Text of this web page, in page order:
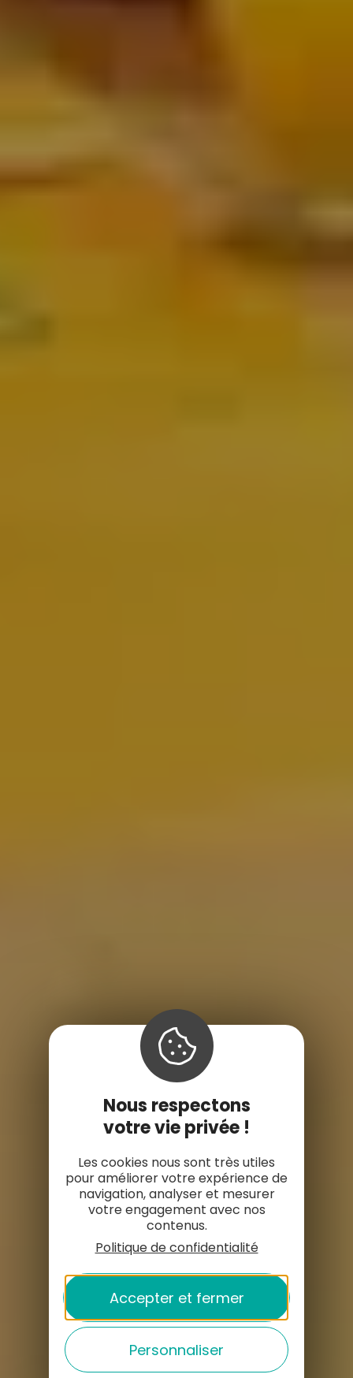
Nous respectons
votre vie privée !
Les cookies nous sont très utiles
pour améliorer votre expérience de
navigation, analyser et mesurer
votre engagement avec nos
contenus.
Politique de confidentialité
Accepter et fermer
Personnaliser